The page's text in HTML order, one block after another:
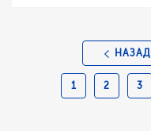
НАЗАД
1 2 3